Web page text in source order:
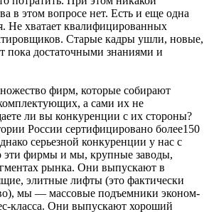
в этом вопросе нет. Есть и еще одна
Не хватает квалифицированных
Старые кадры ушли, новые,
пока достаточными знаниями и
фирм, которые собирают
а сами их не
ли вы конкуренции с их стороны?
России сертифицировано более150
серьезной конкуренции у нас с
эти фирмы и мы, крупные заводы,
рынка. Они выпускают в
элитные лифты (это фактически
мы — массовые подъемники эконом-
класса. Они выпускают хороший